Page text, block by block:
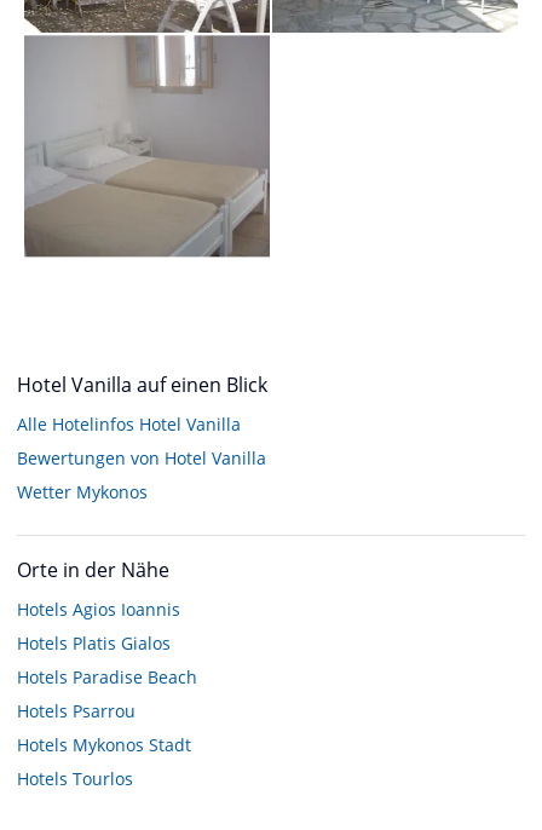
Hotel Vanilla auf einen Blick
Alle Hotelinfos Hotel Vanilla
Bewertungen von Hotel Vanilla
Wetter Mykonos
Orte in der Nähe
Hotels Agios Ioannis
Hotels Platis Gialos
Hotels Paradise Beach
Hotels Psarrou
Hotels Mykonos Stadt
Hotels Tourlos